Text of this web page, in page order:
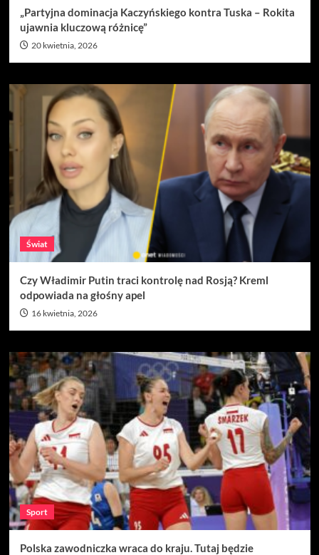
„Partyjna dominacja Kaczyńskiego kontra Tuska – Rokita
ujawnia kluczową różnicę”
20 kwietnia, 2026
Świat
Czy Władimir Putin traci kontrolę nad Rosją? Kreml
odpowiada na głośny apel
16 kwietnia, 2026
Sport
Polska zawodniczka wraca do kraju. Tutaj będzie